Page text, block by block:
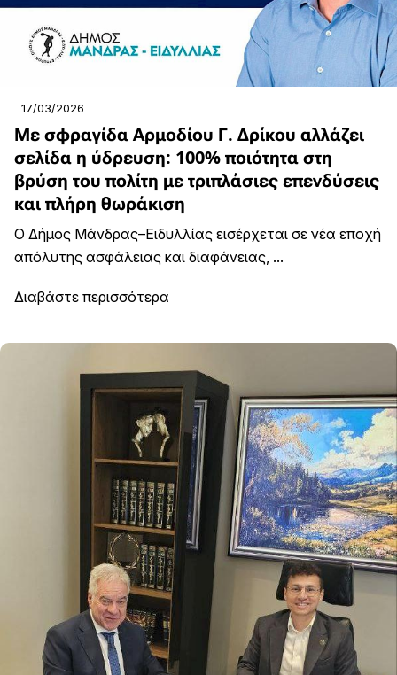
17/03/2026
Με σφραγίδα Αρμοδίου Γ. Δρίκου αλλάζει
σελίδα η ύδρευση: 100% ποιότητα στη
βρύση του πολίτη με τριπλάσιες επενδύσεις
και πλήρη θωράκιση
Ο Δήμος Μάνδρας–Ειδυλλίας εισέρχεται σε νέα εποχή
απόλυτης ασφάλειας και διαφάνειας, ...
Διαβάστε περισσότερα